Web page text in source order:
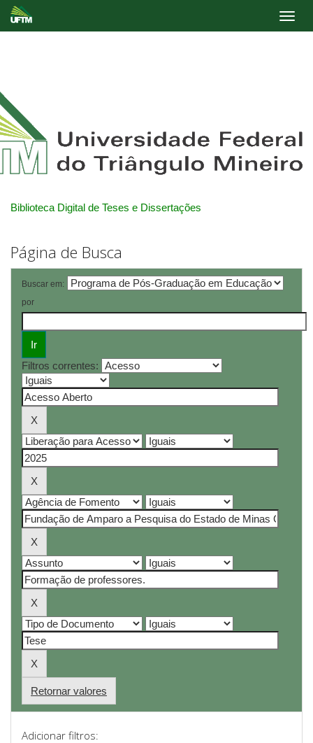
Biblioteca Digital de Teses e Dissertações
Página de Busca
Buscar em:
por
Filtros correntes:
Retornar valores
Adicionar filtros: